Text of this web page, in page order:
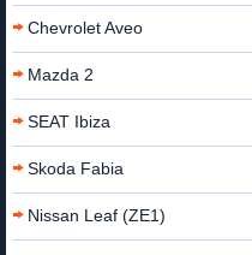
Chevrolet Aveo
Mazda 2
SEAT Ibiza
Skoda Fabia
Nissan Leaf (ZE1)